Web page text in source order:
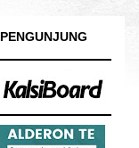
PENGUNJUNG